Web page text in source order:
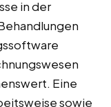
in der
Eine
sowie